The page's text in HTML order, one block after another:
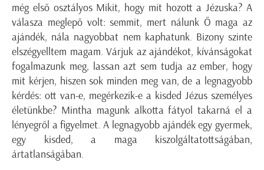
még első osztályos Mikit, hogy mit hozott a Jézuska? A
válasza meglepő volt: semmit, mert nálunk Ő maga az
ajándék, nála nagyobbat nem kaphatunk. Bizony szinte
elszégyelltem magam. Várjuk az ajándékot, kívánságokat
fogalmazunk meg, lassan azt sem tudja az ember, hogy
mit kérjen, hiszen sok minden meg van, de a legnagyobb
kérdés: ott van-e, megérkezik-e a kisded Jézus személyes
életünkbe? Mintha magunk alkotta fátyol takarná el a
lényegről a figyelmet. A legnagyobb ajándék egy gyermek,
egy kisded, a maga kiszolgáltatottságában,
ártatlanságában.